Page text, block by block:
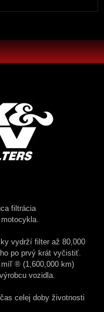
filtrácia
vydrží filter až 80,000
po prvý krát vyčistiť.
míľ ® (1,600,000 km)
vozidla.
celej doby životnosti